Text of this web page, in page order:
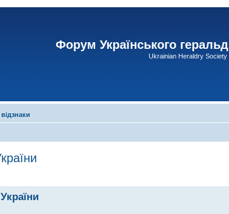
Форум Українського
Ukrainian Heraldry Society